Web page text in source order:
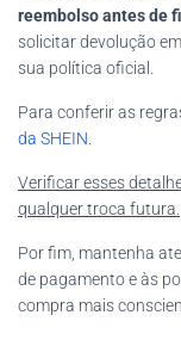
reembolso antes de
solicitar devolução
sua política oficial.
Para conferir as
da SHEIN
Verificar esses
qualquer troca futura.
Por fim, mantenha
de pagamento e às
compra mais